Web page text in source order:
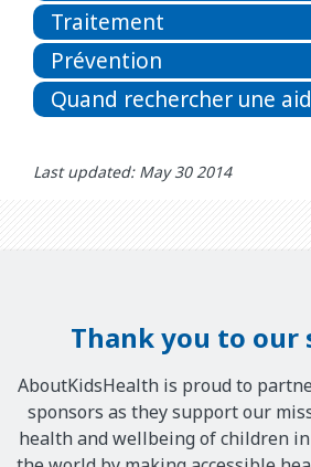
Traitement
Prévention
Quand rechercher une
Last updated: May 30 2014
Thank you to our
AboutKidsHealth is proud to
sponsors as they support our
health and wellbeing of children in